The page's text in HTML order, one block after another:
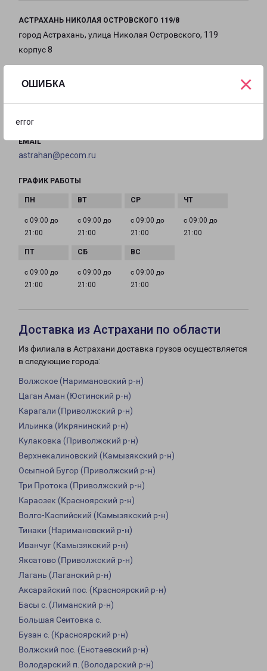
ОШИБКА
error
×
АСТРАХАНЬ НИКОЛАЯ ОСТРОВСКОГО 119/8
город Астрахань, улица Николая Островского, 119
корпус 8
ТЕЛЕФОН
EMAIL
astrahan@pecom.ru
ГРАФИК РАБОТЫ
с 09:00 до
21:00
с 09:00 до
21:00
с 09:00 до
21:00
с 09:00 до
21:00
с 09:00 до
21:00
с 09:00 до
21:00
с 09:00 до
21:00
Доставка из Астрахани по области
Из филиала в Астрахани доставка грузов осуществляется
в следующие города:
Волжское (Наримановский р-н)
Цаган Аман (Юстинский р-н)
Карагали (Приволжский р-н)
Ильинка (Икрянинский р-н)
Кулаковка (Приволжский р-н)
Верхнекалиновский (Камызякский р-н)
Осыпной Бугор (Приволжский р-н)
Три Протока (Приволжский р-н)
Караозек (Красноярский р-н)
Волго-Каспийский (Камызякский р-н)
Тинаки (Наримановский р-н)
Иванчуг (Камызякский р-н)
Яксатово (Приволжский р-н)
Лагань (Лаганский р-н)
Аксарайский пос. (Красноярский р-н)
Басы с. (Лиманский р-н)
Большая Сеитовка с.
Бузан с. (Красноярский р-н)
Волжский пос. (Енотаевский р-н)
Володарский п. (Володарский р-н)